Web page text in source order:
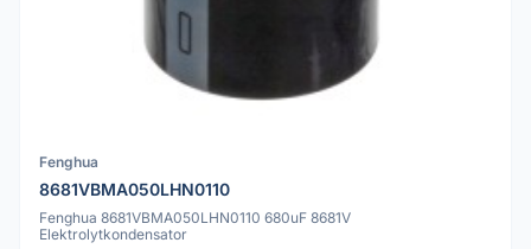
Fenghua
8681VBMA050LHN0110
Fenghua 8681VBMA050LHN0110 680uF 8681V
Elektrolytkondensator